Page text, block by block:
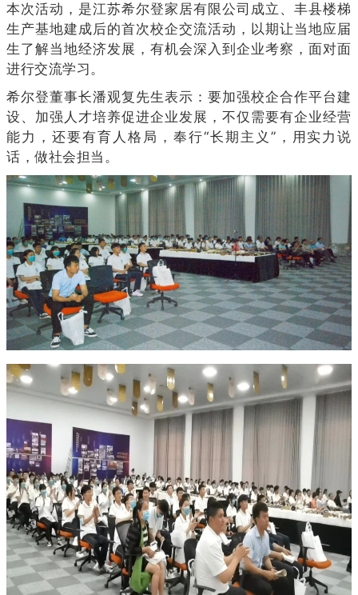
本次活动，是江苏希尔登家居有限公司成立、丰县楼梯
生产基地建成后的首次校企交流活动，以期让当地应届
生了解当地经济发展，有机会深入到企业考察，面对面
进行交流学习。
希尔登董事长潘观复先生表示：要加强校企合作平台建
设、加强人才培养促进企业发展，不仅需要有企业经营
能力，还要有育人格局，奉行“长期主义”，用实力说
话，做社会担当。